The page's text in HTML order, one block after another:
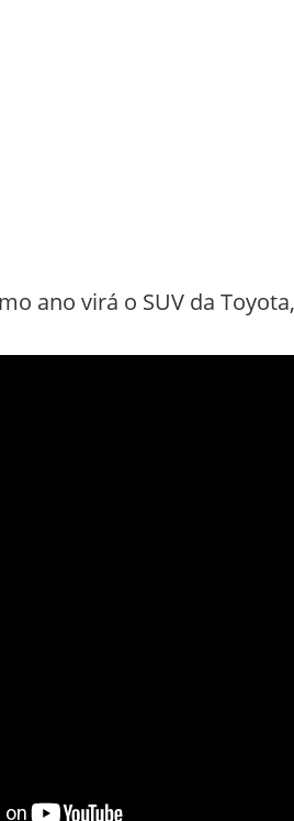
ano virá o SUV da